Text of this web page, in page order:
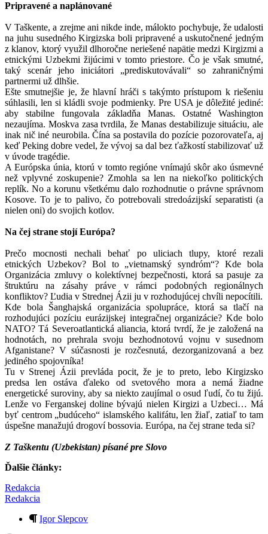
Pripravené a naplánované
V Taškente, a zrejme ani nikde inde, málokto pochybuje, že udalosti
na juhu susedného Kirgizska boli pripravené a uskutočnené jedným
z klanov, ktorý využil dlhoročne neriešené napätie medzi Kirgizmi a
etnickými Uzbekmi žijúcimi v tomto priestore. Čo je však smutné,
taký scenár jeho iniciátori „prediskutovávali“ so zahraničnými
partnermi už dlhšie.
Ešte smutnejšie je, že hlavní hráči s takýmto prístupom k riešeniu
súhlasili, len si kládli svoje podmienky. Pre USA je dôležité jediné:
aby stabilne fungovala základňa Manas. Ostatné Washington
nezaujíma. Moskva zasa tvrdila, že Manas destabilizuje situáciu, ale
inak nič iné neurobila. Čína sa postavila do pozície pozorovateľa, aj
keď Peking dobre vedel, že vývoj sa dal bez ťažkostí stabilizovať už
v úvode tragédie.
A Európska únia, ktorú v tomto regióne vnímajú skôr ako úsmevné
než vplyvné zoskupenie? Zmohla sa len na niekoľko politických
replík. No a korunu všetkému dalo rozhodnutie o právne správnom
Kosove. To je to palivo, čo potrebovali stredoázijskí separatisti (a
nielen oni) do svojich kotlov.
Na čej strane stojí Európa?
Prečo mocnosti nechali behať po uliciach tlupy, ktoré rezali
etnických Uzbekov? Bol to „vietnamský syndróm“? Kde bola
Organizácia zmluvy o kolektívnej bezpečnosti, ktorá sa pasuje za
štruktúru na zásahy práve v rámci podobných regionálnych
konfliktov? Ľudia v Strednej Ázii ju v rozhodujúcej chvíli nepocítili.
Kde bola Šanghajská organizácia spolupráce, ktorá sa tlačí na
rozhodujúci pozíciu eurázijskej integračnej organizácie? Kde bolo
NATO? Tá Severoatlantická aliancia, ktorá tvrdí, že je založená na
hodnotách, no prehrala svoju bezhodnotovú vojnu v susednom
Afganistane? V súčasnosti je rozčesnutá, dezorganizovaná a bez
jediného spojovníka!
Tu v Strenej Ázii prevláda pocit, že je to preto, lebo Kirgizsko
predsa len ostáva ďaleko od svetového mora a nemá žiadne
energetické suroviny, aby sa niekto zaujímal o osud ľudí, čo tu žijú.
Lenže vo Ferganskej doline bývajú nielen Kirgizi a Uzbeci… Má
byť centrom „budúceho“ islamského kalifátu, len žiaľ, zatiaľ to tam
úspešne manažujú drogoví bossovia. Európa, na čej strane teda si?
Z Taškentu (Uzbekistan) písané pre Slovo
Ďalšie články:
Redakcia
Redakcia
Igor Slepcov